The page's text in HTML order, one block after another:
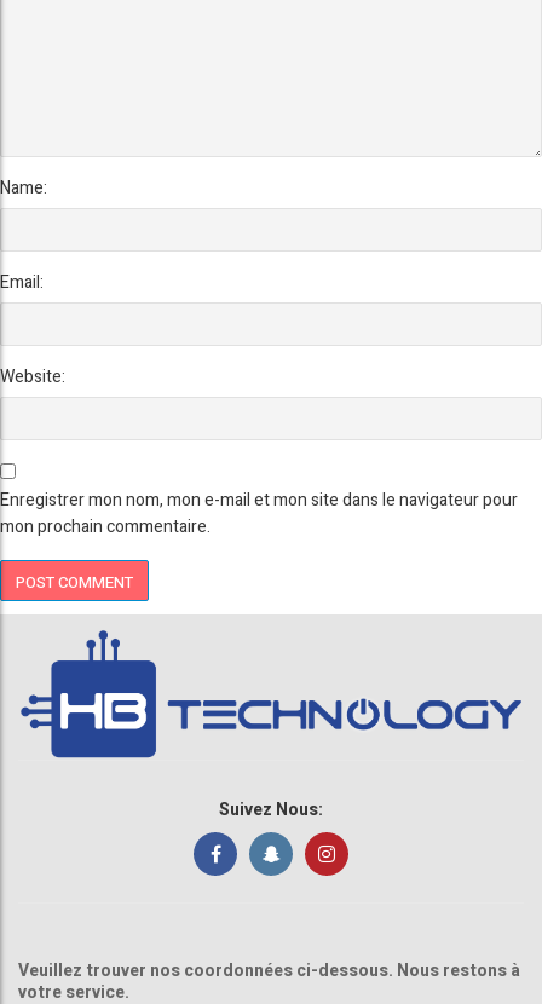
Name:
Email:
Website:
Enregistrer mon nom, mon e-mail et mon site dans le navigateur pour
mon prochain commentaire.
Suivez Nous:
Veuillez trouver nos coordonnées ci-dessous. Nous restons à
votre service.